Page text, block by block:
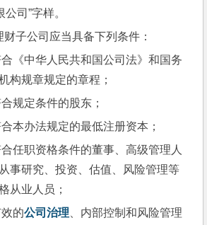
司”字样。
财子公司应当具备下列条件：
构规章规定的章程；
规定条件的股东；
合本办法规定的最低注册资本；
事研究、投资、估值、风险管理等
从业人员；
效的公司治理 、内部控制和风险管理